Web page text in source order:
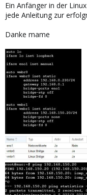
Ein Anfänger in der
jede Anleitung zur
Danke mame